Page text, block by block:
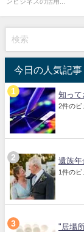
今日の人気記事
知って
2件のビ
遺族年
1件のビ
"居場